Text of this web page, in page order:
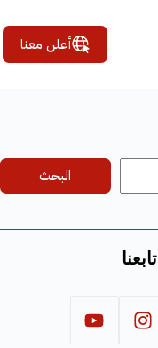
أعلن معنا
البحث
تابعنا